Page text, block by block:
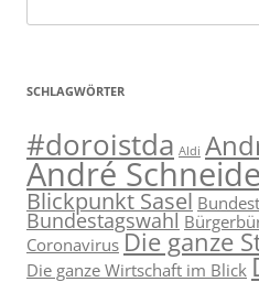
nach:
SCHLAGWÖRTER
#doroistda Aldi
André
Blickpunkt Sasel
Bundestagswahl
Coronavirus Die ganze
Die ganze Wirtschaft im Blick